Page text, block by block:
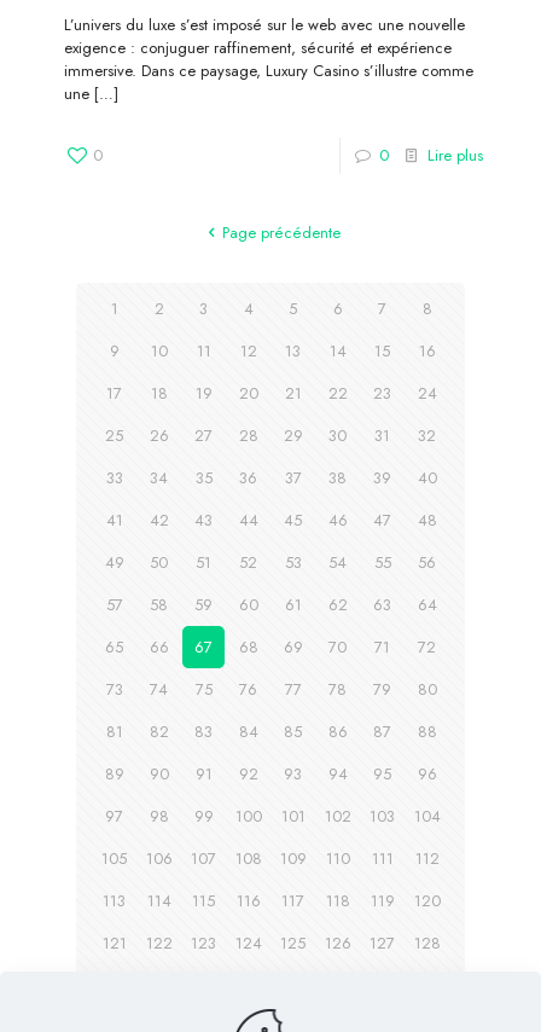
L’univers du luxe s’est imposé sur le web avec une nouvelle
exigence : conjuguer raffinement, sécurité et expérience
immersive. Dans ce paysage, Luxury Casino s’illustre comme
une […]
0 0 Lire plus
Page précédente
1 2 3 4 5 6 7
8
9
10 11 12 13 14 15
16
17
18 19 20 21 22 23
24
25
26 27 28 29 30 31
32
33
34 35 36 37 38 39
40
41
42 43 44 45 46 47
48
49
50 51 52 53 54 55
56
57
58 59 60 61 62 63
64
65
66 67 68 69 70 71
72
73
74 75 76 77 78 79
80
81
82 83 84 85 86 87
88
89
90 91 92 93 94 95
96
97
98 99 100 101 102 103
104
105
106 107 108 109 110 111
112
113
114 115 116 117 118 119
120
121
122 123 124 125 126 127
128